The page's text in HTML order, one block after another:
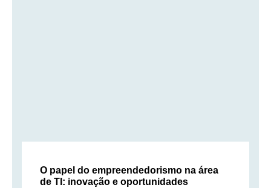
O papel do empreendedorismo na área
de TI: inovação e oportunidades